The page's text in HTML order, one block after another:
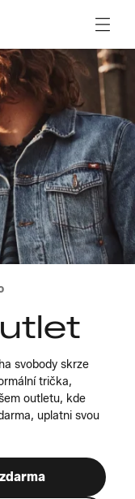
svobody skrze
trička,
outletu, kde
uplatni svou